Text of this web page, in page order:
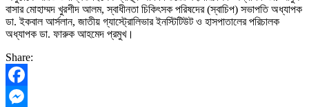
বাসার মোহাম্মদ খুরশীদ আলম, স্বাধীনতা চিকিৎসক পরিষদের (স্বাচিপ) সভাপতি অধ্যাপক
ডা. ইকবাল আর্সলান, জাতীয় গ্যাস্ট্রোলিভার ইনস্টিটিউট ও হাসপাতালের পরিচালক
অধ্যাপক ডা. ফারুক আহমেদ প্রমুখ।
Share:
Facebook